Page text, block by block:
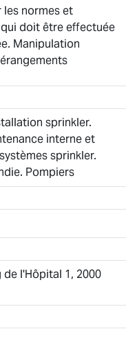
les normes et
doit être effectuée
Manipulation
sprinkler.
interne et
sprinkler.
Pompiers
de l'Hôpital 1, 2000